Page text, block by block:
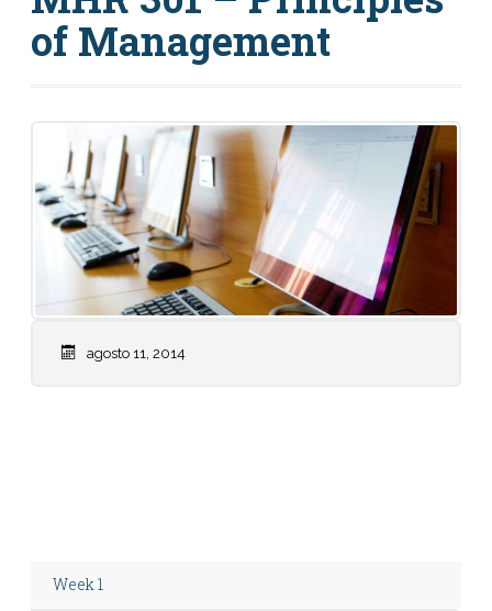
of Management
agosto 11, 2014
Week 1